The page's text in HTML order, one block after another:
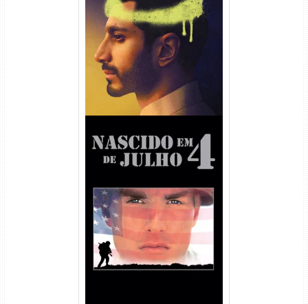
Hamlet Torrent (2026) WEB-
DL 1080p Dual Áudio
Nascido em 4 de Julho
Torrent (1989) WEB-DL 1080p
Dual Áudio